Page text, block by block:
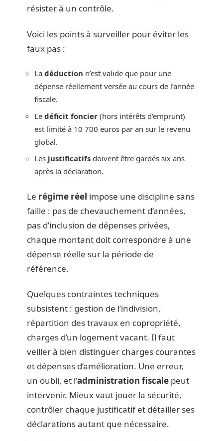
résister à un contrôle.
Voici les points à surveiller pour éviter les
faux pas :
La déduction n’est valide que pour une
dépense réellement versée au cours de l’année
fiscale.
Le déficit foncier (hors intérêts d’emprunt)
est limité à 10 700 euros par an sur le revenu
global.
Les justificatifs doivent être gardés six ans
après la déclaration.
Le régime réel impose une discipline sans
faille : pas de chevauchement d’années,
pas d’inclusion de dépenses privées,
chaque montant doit correspondre à une
dépense réelle sur la période de
référence.
Quelques contraintes techniques
subsistent : gestion de l’indivision,
répartition des travaux en copropriété,
charges d’un logement vacant. Il faut
veiller à bien distinguer charges courantes
et dépenses d’amélioration. Une erreur,
un oubli, et l’administration fiscale peut
intervenir. Mieux vaut jouer la sécurité,
contrôler chaque justificatif et détailler ses
déclarations autant que nécessaire.